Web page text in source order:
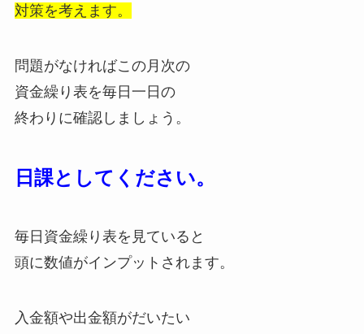
対策を考えます。
問題がなければこの月次の
資金繰り表を毎日一日の
終わりに確認しましょう。
日課としてください。
毎日資金繰り表を見ていると
頭に数値がインプットされます。
入金額や出金額がだいたい